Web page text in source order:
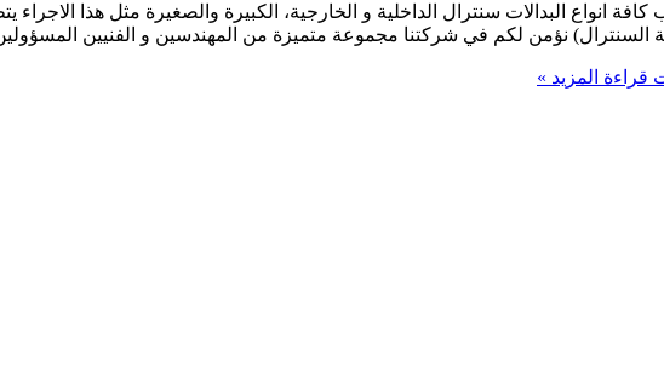
انواع البدالات سنترال الداخلية و الخارجية، الكبيرة والصغيرة مثل هذا
السنترال) نؤمن لكم في شركتنا مجموعة متميزة من المهندسين و الفنيين
قراءة المزيد »